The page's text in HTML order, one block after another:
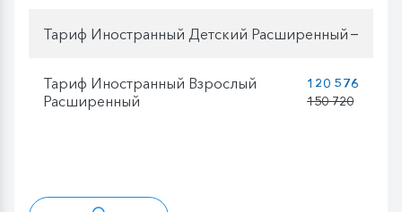
Тариф Иностранный Детский Расширенный —
Тариф Иностранный Взрослый
Расширенный
120 576
150 720